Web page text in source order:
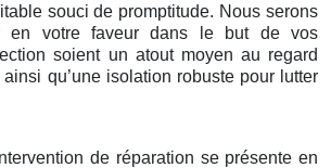
souci de promptitude. Nous serons
en votre faveur dans le but de vos
soient un atout moyen au regard
qu’une isolation robuste pour lutter
de réparation se présente en